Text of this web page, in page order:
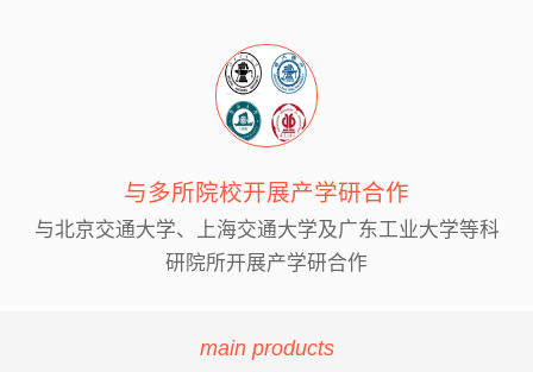
与多所院校开展产学研合作
与北京交通大学、上海交通大学及广东工业大学等科
研院所开展产学研合作
main products